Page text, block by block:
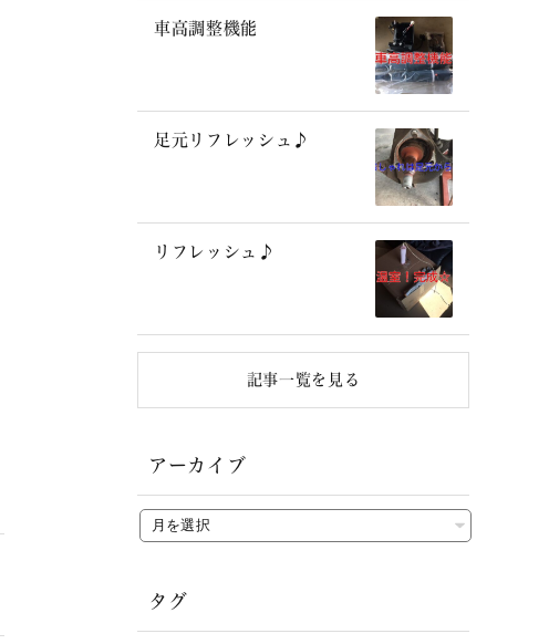
車高調整機能
足元リフレッシュ♪
リフレッシュ♪
記事一覧を見る
アーカイブ
タグ